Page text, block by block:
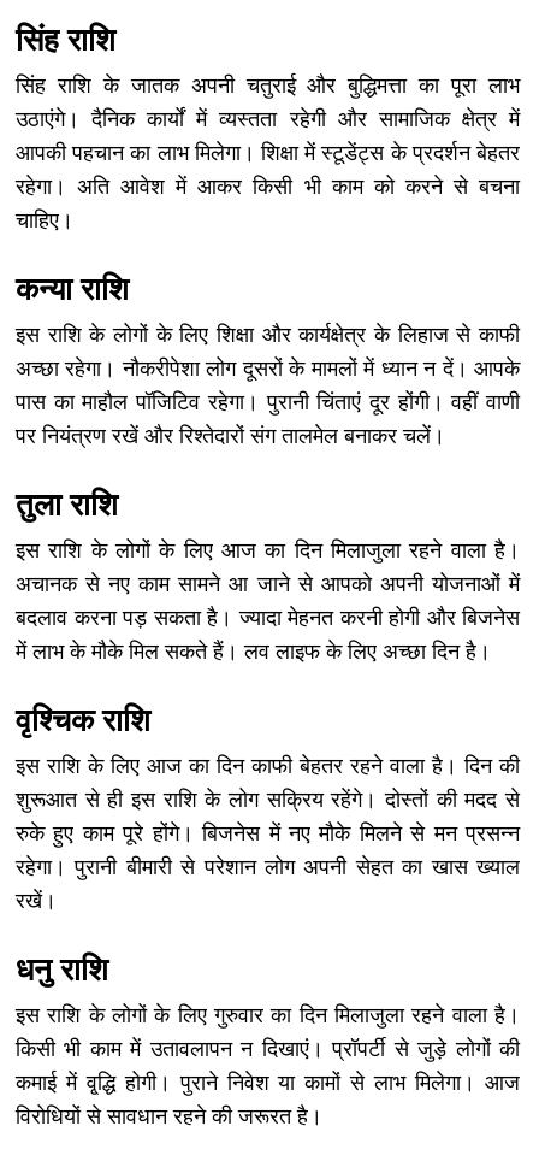
सिंह राशि
सिंह राशि के जातक अपनी चतुराई और बुद्धिमत्ता का पूरा लाभ
उठाएंगे। दैनिक कार्यों में व्यस्तता रहेगी और सामाजिक क्षेत्र में
आपकी पहचान का लाभ मिलेगा। शिक्षा में स्टूडेंट्स के प्रदर्शन बेहतर
रहेगा। अति आवेश में आकर किसी भी काम को करने से बचना
चाहिए।
कन्या राशि
इस राशि के लोगों के लिए शिक्षा और कार्यक्षेत्र के लिहाज से काफी
अच्छा रहेगा। नौकरीपेशा लोग दूसरों के मामलों में ध्यान न दें। आपके
पास का माहौल पॉजिटिव रहेगा। पुरानी चिंताएं दूर होंगी। वहीं वाणी
पर नियंत्रण रखें और रिश्तेदारों संग तालमेल बनाकर चलें।
तुला राशि
इस राशि के लोगों के लिए आज का दिन मिलाजुला रहने वाला है।
अचानक से नए काम सामने आ जाने से आपको अपनी योजनाओं में
बदलाव करना पड़ सकता है। ज्यादा मेहनत करनी होगी और बिजनेस
में लाभ के मौके मिल सकते हैं। लव लाइफ के लिए अच्छा दिन है।
वृश्चिक राशि
इस राशि के लिए आज का दिन काफी बेहतर रहने वाला है। दिन की
शुरूआत से ही इस राशि के लोग सक्रिय रहेंगे। दोस्तों की मदद से
रुके हुए काम पूरे होंगे। बिजनेस में नए मौके मिलने से मन प्रसन्न
रहेगा। पुरानी बीमारी से परेशान लोग अपनी सेहत का खास ख्याल
रखें।
धनु राशि
इस राशि के लोगों के लिए गुरुवार का दिन मिलाजुला रहने वाला है।
किसी भी काम में उतावलापन न दिखाएं। प्रॉपर्टी से जुड़े लोगों की
कमाई में वृ्द्धि होगी। पुराने निवेश या कामों से लाभ मिलेगा। आज
विरोधियों से सावधान रहने की जरूरत है।